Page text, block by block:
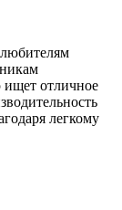
отличное
легкому